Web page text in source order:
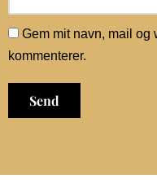
Gem mit navn, mail
kommenterer.